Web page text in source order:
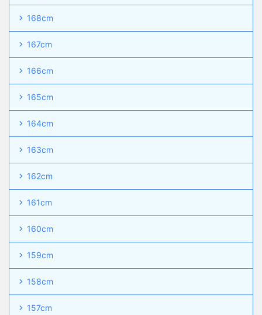
168cm
167cm
166cm
165cm
164cm
163cm
162cm
161cm
160cm
159cm
158cm
157cm